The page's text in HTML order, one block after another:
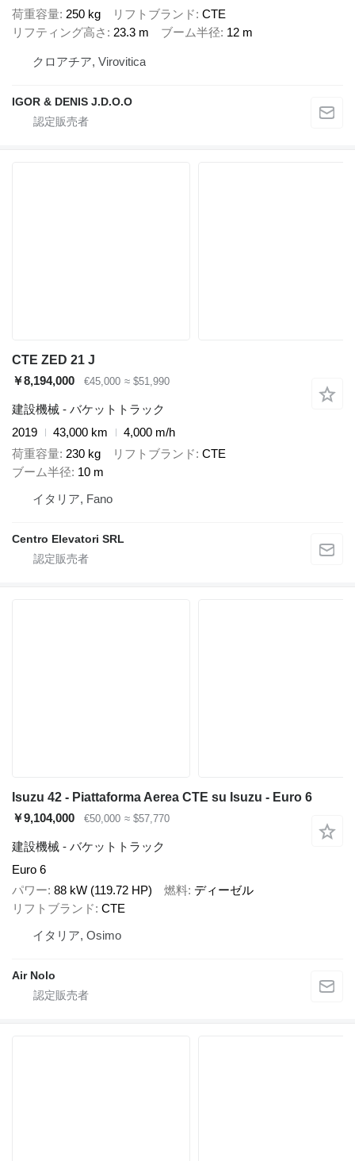
荷重容量 250 kg リフトブランド CTE
リフティング高さ
23.3 m ブーム半径 12 m
クロアチア, Virovitica
IGOR & DENIS J.D.O.O
CTE ZED 21 J
￥8,194,000
€45,000 ≈ $51,990
建設機械 - バケットトラック
2019
43,000 km
4,000 m/h
荷重容量 230 kg リフトブランド CTE
ブーム半径 10 m
イタリア, Fano
Centro Elevatori SRL
Isuzu 42 - Piattaforma Aerea CTE su Isuzu - Euro 6
￥9,104,000
€50,000 ≈ $57,770
建設機械 - バケットトラック
Euro 6
パワー 88 kW (119.72 HP) 燃料 ディーゼル
リフトブランド CTE
イタリア, Osimo
Air Nolo